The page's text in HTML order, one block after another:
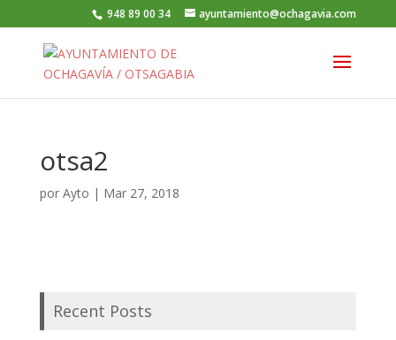
948 89 00 34 ayuntamiento@ochagavia.com
otsa2
por Ayto | Mar 27, 2018
Recent Posts